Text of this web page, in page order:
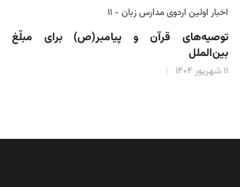
اخبار اولین اردوی مدارس زبان - ۱۱
توصیه‌های قرآن و پیامبر(ص) برای مبلّغ
بین‌الملل
۱۱ شهریور ۱۴۰۴